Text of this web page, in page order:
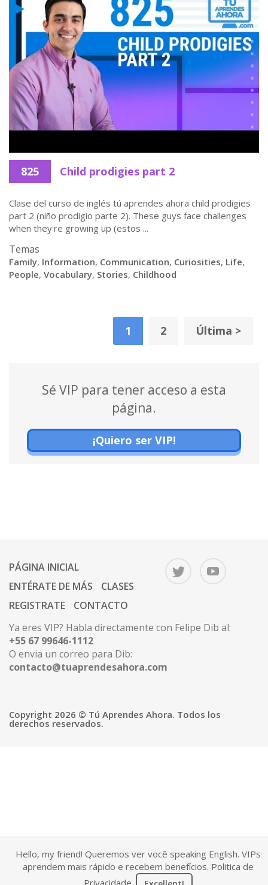
825 Child prodigies part 2
Clase del curso de inglés tú aprendes ahora child prodigies
part 2 (niño prodigio parte 2). These guys face challenges
when they're growing up (estos ...
Temas
Family, Information, Communication, Curiosities, Life,
People, Vocabulary, Stories, Childhood
1 2 Última >
Sé VIP para tener acceso a esta
página.
¡Quiero ser VIP!
PÁGINA INICIAL
ENTÉRATE DE MÁS
CLASES
REGISTRATE
CONTACTO
Ya eres VIP? Habla directamente con Felipe Dib al:
+55 67 99646-1112
O envia un correo para Dib:
contacto@tuaprendesahora.com
Copyright 2026 © Tú Aprendes Ahora. Todos los
derechos reservados.
Hello, my friend! Queremos ver você speaking English. VIPs
aprendem mais rápido e recebem benefícios. Politica de